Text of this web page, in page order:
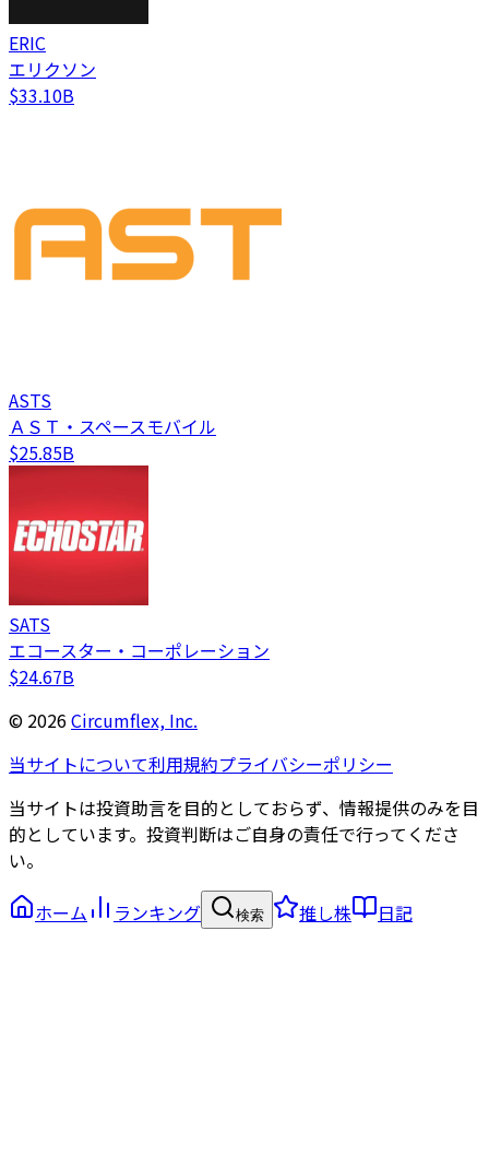
ERIC
エリクソン
$33.10B
ASTS
ＡＳＴ・スペースモバイル
$25.85B
SATS
エコースター・コーポレーション
$24.67B
© 2026Circumflex, Inc.
当サイトについて利用規約プライバシーポリシー
当サイトは投資助言を目的としておらず、情報提供のみを目
的としています。投資判断はご自身の責任で行ってくださ
い。
ホーム
ランキング 検索 推し株 日記